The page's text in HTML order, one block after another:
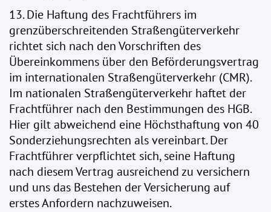
13. Die Haftung des Frachtführers im
grenzüberschreitenden Straßengüterverkehr
richtet sich nach den Vorschriften des
Übereinkommens über den Beförderungsvertrag
im internationalen Straßengüterverkehr (CMR).
Im nationalen Straßengüterverkehr haftet der
Frachtführer nach den Bestimmungen des HGB.
Hier gilt abweichend eine Höchsthaftung von 40
Sonderziehungsrechten als vereinbart. Der
Frachtführer verpflichtet sich, seine Haftung
nach diesem Vertrag ausreichend zu versichern
und uns das Bestehen der Versicherung auf
erstes Anfordern nachzuweisen.